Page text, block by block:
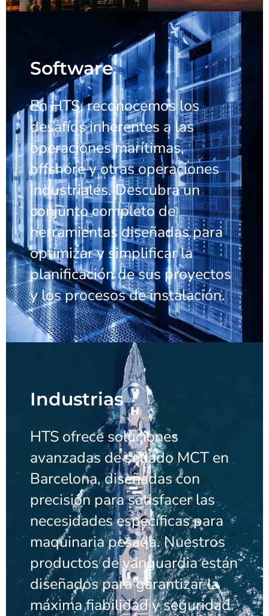
Software
En HTS, reconocemos los
desafíos inherentes a las
operaciones marítimas,
offshore y otras operaciones
industriales. Descubra un
conjunto completo de
herramientas diseñadas para
optimizar y simplificar la
planificación de sus proyectos
y los procesos de instalación.
Industrias
HTS ofrece soluciones
avanzadas de sellado MCT en
Barcelona, diseñadas con
precisión para satisfacer las
necesidades específicas para
maquinaria pesada. Nuestros
productos de vanguardia están
diseñados para garantizar la
máxima fiabilidad y seguridad.